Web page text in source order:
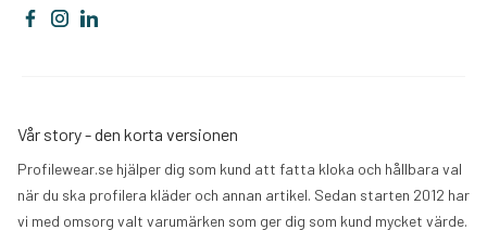
Vår story - den korta versionen
Profilewear.se hjälper dig som kund att fatta kloka och hållbara val
när du ska profilera kläder och annan artikel. Sedan starten 2012 har
vi med omsorg valt varumärken som ger dig som kund mycket värde.